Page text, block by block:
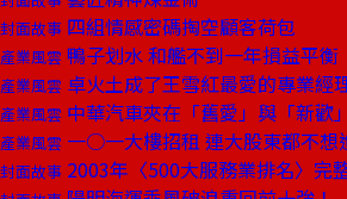
封面故事 四組情感密碼掏空顧客荷包
產業風雲 鴨子划水 和艦不到一年損益平衡
產業風雲 卓火土成了王雪紅最愛的專業經
產業風雲 中華汽車夾在「舊愛」與「新歡
產業風雲 一○一大樓招租 連大股東都不想
封面故事 2003年〈500大服務業排名〉完